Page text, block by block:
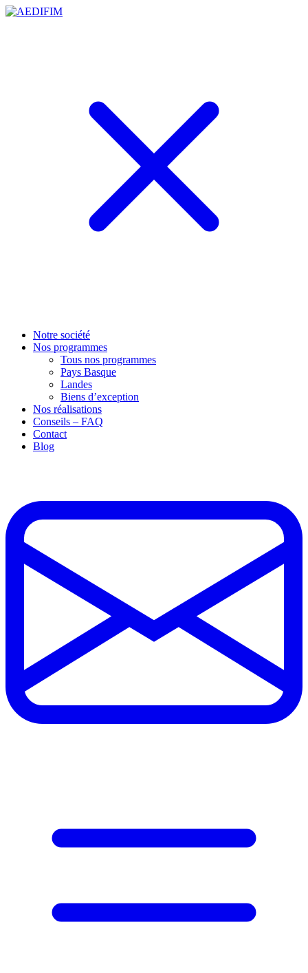
Notre société
Nos programmes
Tous nos programmes
Pays Basque
Landes
Biens d’exception
Nos réalisations
Conseils – FAQ
Contact
Blog